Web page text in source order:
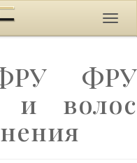
ФРУ ФРУ
и волос